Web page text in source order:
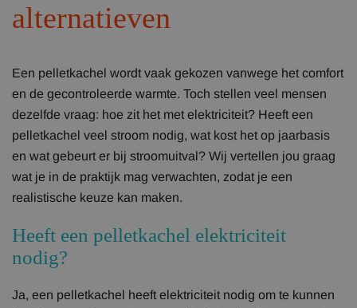
alternatieven
Een pelletkachel wordt vaak gekozen vanwege het comfort
en de gecontroleerde warmte. Toch stellen veel mensen
dezelfde vraag: hoe zit het met elektriciteit? Heeft een
pelletkachel veel stroom nodig, wat kost het op jaarbasis
en wat gebeurt er bij stroomuitval? Wij vertellen jou graag
wat je in de praktijk mag verwachten, zodat je een
realistische keuze kan maken.
Heeft een pelletkachel elektriciteit
nodig?
Ja, een pelletkachel heeft elektriciteit nodig om te kunnen